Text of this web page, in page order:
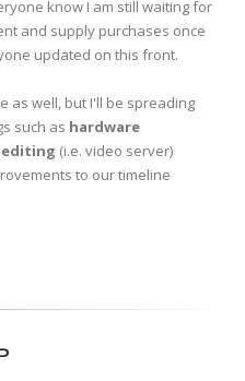
know I am still waiting for
and supply purchases once
updated on this front.
as well, but I'll be spreading
such as hardware
(i.e. video server)
to our timeline